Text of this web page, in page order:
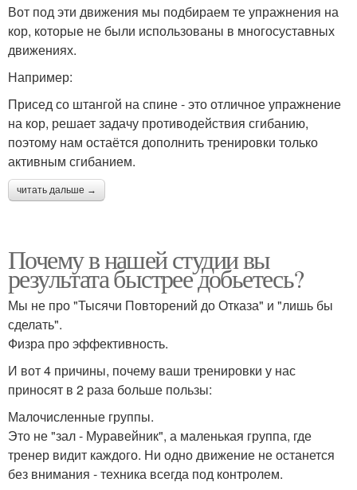
Вот под эти движения мы подбираем те упражнения на
кор, которые не были использованы в многосуставных
движениях.
Например:
Присед со штангой на спине - это отличное упражнение
на кор, решает задачу противодействия сгибанию,
поэтому нам остаётся дополнить тренировки только
активным сгибанием.
читать дальше →
Почему в нашей студии вы
результата быстрее добьетесь?
Мы не про "Тысячи Повторений до Отказа" и "лишь бы
сделать".
Физра про эффективность.
И вот 4 причины, почему ваши тренировки у нас
приносят в 2 раза больше пользы:
Малочисленные группы.
Это не "зал - Муравейник", а маленькая группа, где
тренер видит каждого. Ни одно движение не останется
без внимания - техника всегда под контролем.